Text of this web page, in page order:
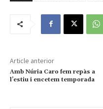
Article anterior
Amb Núria Caro fem repàs a
l’estiu i encetem temporada